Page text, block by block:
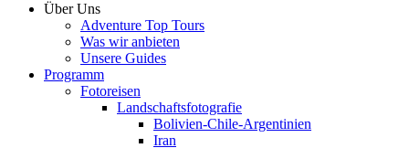
Über Uns
Adventure Top Tours
Was wir anbieten
Unsere Guides
Programm
Fotoreisen
Landschaftsfotografie
Bolivien-Chile-Argentinien
Iran